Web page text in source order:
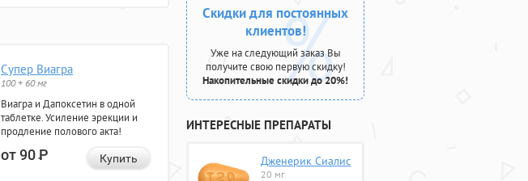
Супер Виагра
100 + 60 мг
Виагра и Дапоксетин в одной
таблетке. Усиление эрекции и
продление полового акта!
от 90Р Купить
Скидки для постоянных
клиентов!
Уже на следующий заказ Вы
получите свою первую скидку!
Накопительные скидки до 20%!
ИНТЕРЕСНЫЕ ПРЕПАРАТЫ
Дженерик Сиалис
20 мг